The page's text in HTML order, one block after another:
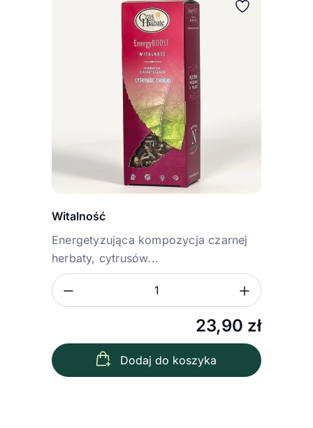
Witalność
Energetyzująca kompozycja czarnej
herbaty, cytrusów...
23,90 zł
Zmniejsz ilość
Dodaj do koszyka